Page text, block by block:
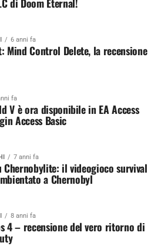
6 anni fa
Mind Control Delete, la recensione
fa
V è ora disponibile in EA Access
Access Basic
7 anni fa
Chernobylite: il videogioco survival
a Chernobyl
8 anni fa
4 – recensione del vero ritorno di